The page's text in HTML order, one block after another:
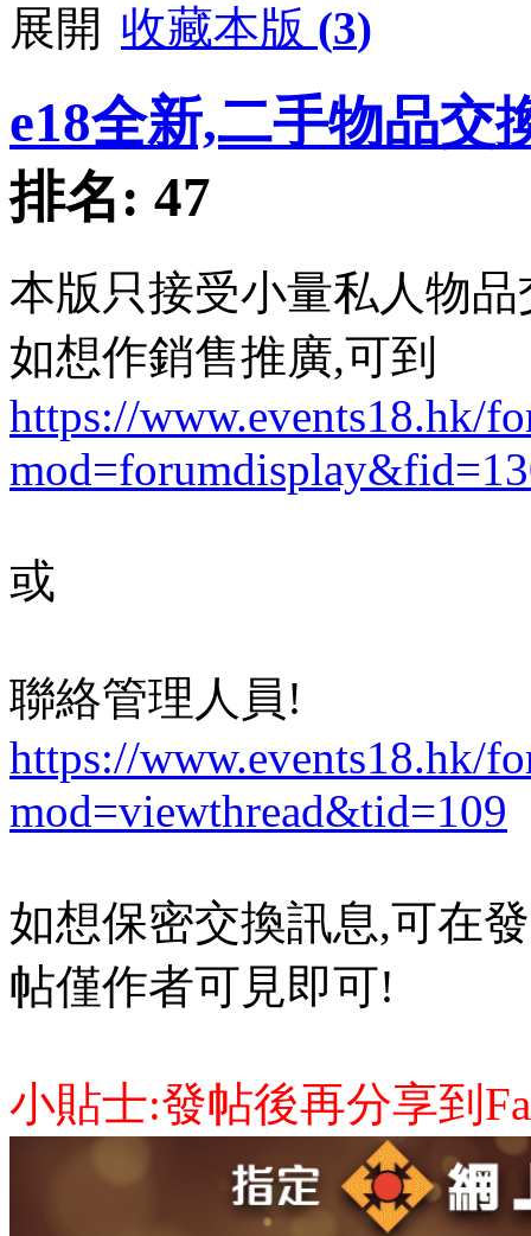
收藏本版 (3)
e18全新,二手物品交
排名: 47
本版只接受小量私人物
如想作銷售推廣,可到
https://www.events18.hk/
或
聯絡管理人員!
https://www.events18.hk/
mod=viewthread&tid=109
如想保密交換訊息,可在
帖僅作者可見即可!
小貼士:發帖後再分享到